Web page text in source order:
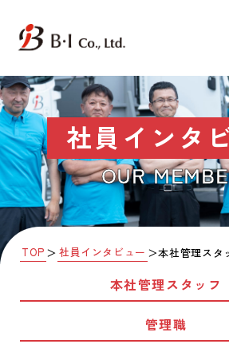
社員インタ
OUR
TOP ＞ 社員インタビュー ＞本社管理スタ
本社管理スタッフ
管理職